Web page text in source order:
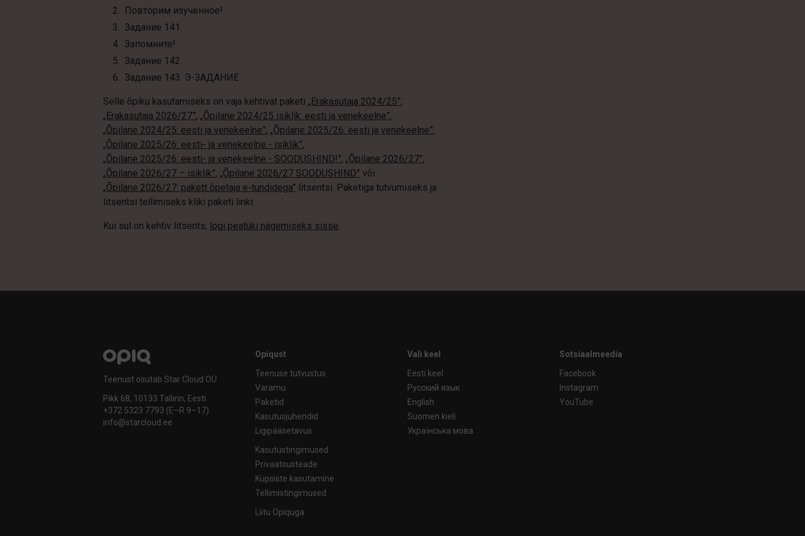
Повторим изученное!
Задание 141.
Запомните!
Задание 142.
Задание 143. Э-ЗАДАНИЕ
Selle õpiku kasutamiseks on vaja kehtivat paketi „Erakasutaja 2024/25”,
„Erakasutaja 2026/27”, „Õpilane 2024/25 isiklik: eesti ja venekeelne”,
„Õpilane 2024/25: eesti ja venekeelne”, „Õpilane 2025/26: eesti ja venekeelne”,
„Õpilane 2025/26: eesti- ja venekeelne - isiklik”,
„Õpilane 2025/26: eesti- ja venekeelne - SOODUSHIND!”, „Õpilane 2026/27”,
„Õpilane 2026/27 – isiklik”, „Õpilane 2026/27 SOODUSHIND” või
„Õpilane 2026/27: pakett õpetaja e-tundidega” litsentsi. Paketiga tutvumiseks ja
litsentsi tellimiseks kliki paketi linki.
Kui sul on kehtiv litsents, logi peatüki nägemiseks sisse.
Teenust osutab Star Cloud OÜ
Pikk 68, 10133 Tallinn, Eesti
+372 5323 7793 (E–R 9–17)
info@starcloud.ee
Opiqust
Teenuse tutvustus
Varamu
Paketid
Kasutusjuhendid
Ligipääsetavus
Kasutustingimused
Privaatsusteade
Küpsiste kasutamine
Tellimistingimused
Liitu Opiquga
Vali keel
Eesti keel
Русский язык
English
Suomen kieli
Українська мова
Sotsiaalmeedia
Facebook
Instagram
YouTube